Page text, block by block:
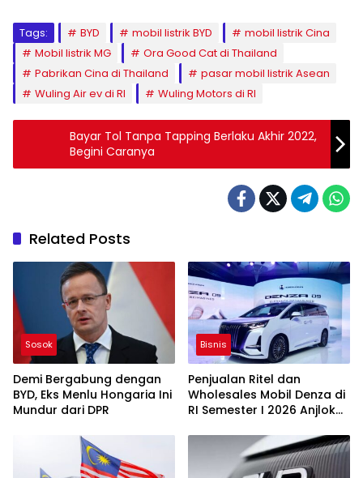
Tags: BYD mobil listrik BYD
mobil listrik Cina
Mobil listrik MG
Ora Good Cat di Thailand
Pabrikan Cina di Thailand
pasar mobil listrik Asean
Wuling Air ev di RI
Wuling Motors di RI
Bayar Tol Tanpa Tapping Berlaku Akhir 2022,
Begini Caranya
Related Posts
Sosok
Demi Bergabung dengan
BYD, Eks Menlu Hongaria Ini
Mundur dari DPR
Bisnis
Penjualan Ritel dan
Wholesales Mobil Denza di
RI Semester I 2026 Anjlok